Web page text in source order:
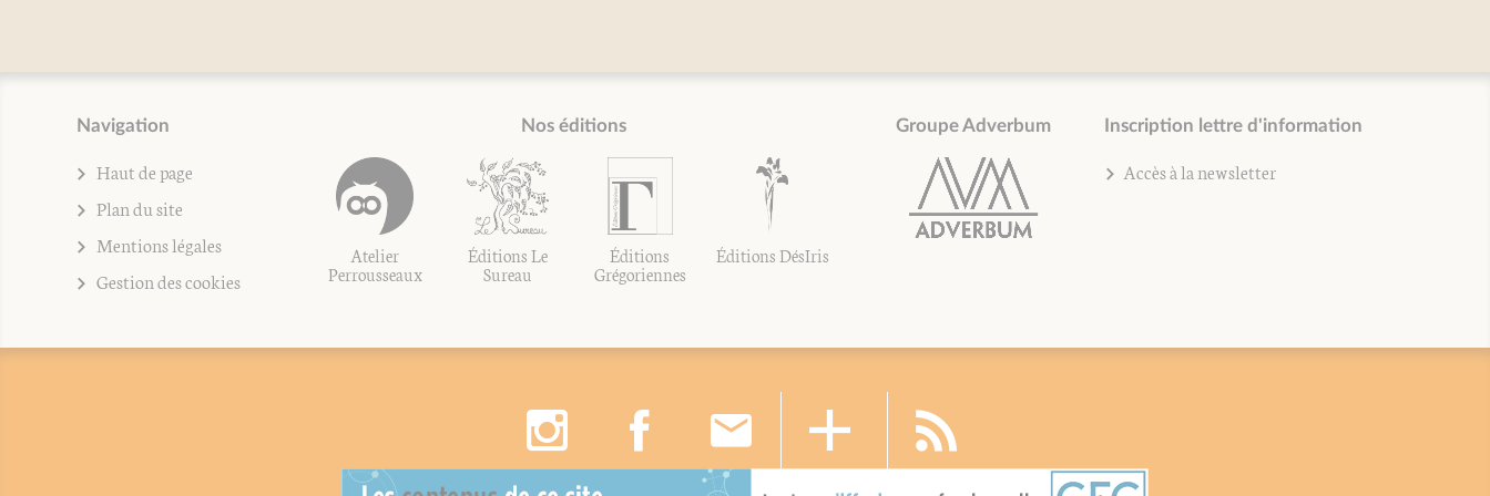
Navigation
Haut de page
Plan du site
Mentions légales
Gestion des cookies
Nos éditions
Atelier
Perrousseaux
Éditions Le
Sureau
Éditions
Grégoriennes
Éditions DésIris
Groupe Adverbum Inscription lettre d'information
Accès à la newsletter